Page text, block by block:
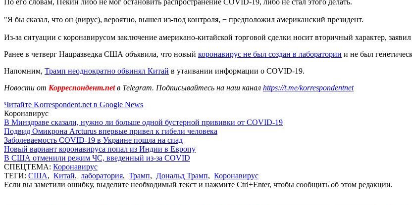
"Я бы сказал, что он (вирус), вероятно, вышел из-под контроля, − предположил американский президент.
Из-за ситуации с коронавирусом заключение американо-китайской торговой сделки носит вторичный характер,
Ранее в четверг Нацразведка США объявила, что новый коронавирус не был создан в лаборатории и не был
Напомним, Трамп неоднократно обвинял Китай в утаивании информации о COVID-19.
Новости от Корреспондент.netв Telegram. Подписывайтесь на наш канал https://t.me/korrespondentnet
Читайте Korrespondent.net в Google News
Коронавирус
В Минздраве сказали, нужно ли больше одной бустерной прививки от COVID-19
Подвид Омикрона Arcturus впервые привел к гибели человека
Заболеваемость COVID-19 в Украине пошла на спад
Новый вариант коронавируса попал из Индии в Европу
В США отменили режим ЧС, введенный из-за COVID
СПЕЦТЕМА: Коронавирус
ТЕГИ: США, Китай, лаборатория, Трамп, Дональд Трамп, Коронавирус
Если вы заметили ошибку, выделите необходимый текст и нажмите Ctrl+Enter, чтобы сообщить об этом редакции.